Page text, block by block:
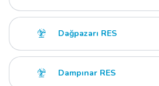
Dağpazarı RES
Dampınar RES